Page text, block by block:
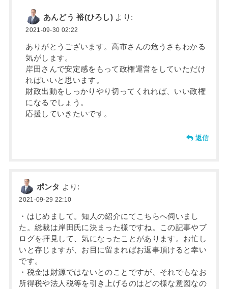
あんどう 裕(ひろし) より:
2021-09-30 02:22
ありがとうございます。高市さんの危うさもわかる
気がします。
岸田さんで安定感をもって政権運営をしていただけ
ればいいと思います。
財政出動をしっかりやり切ってくれれば、いい政権
になるでしょう。
応援していきたいです。
返信
ポンタ より:
2021-09-29 22:10
・はじめまして。知人の紹介にてこちらへ伺いまし
た。総裁は岸田氏に決まった様ですね。この記事やブ
ログを拝見して、気になったことがあります。お忙し
いと存じますが、お目に留まればお返事頂けると幸い
です。
・税金は財源ではないとのことですが、それでもなお
所得税や法人税等を引き上げるのはどの様な意図なの